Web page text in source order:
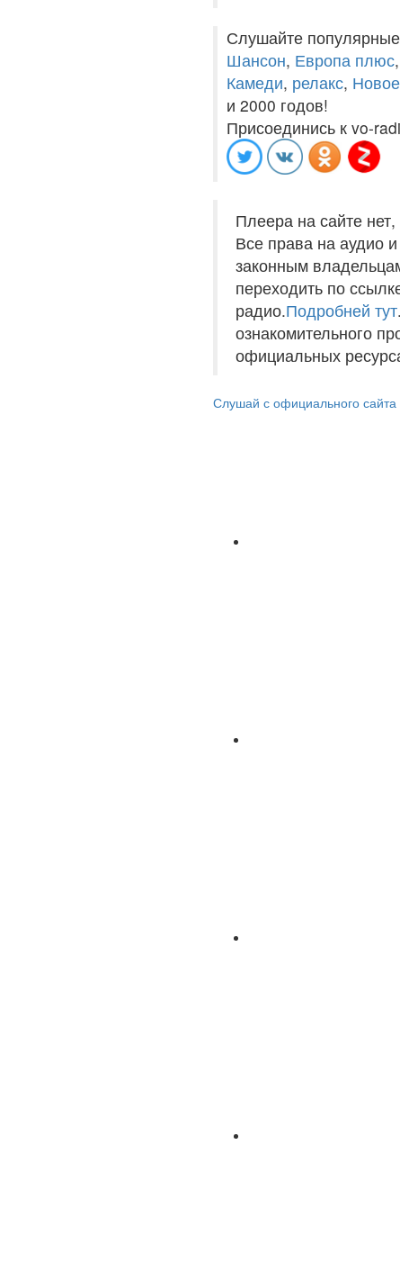
Слушайте
Шансон, Европа плюс,
Камеди, релакс,
и 2000 годов!
Присоединись к vo-
Плеера на сайте
Все права на аудио
законным
переходить по
радио.Подробней тут
ознакомительного
официальных
Слушай с официального сайта